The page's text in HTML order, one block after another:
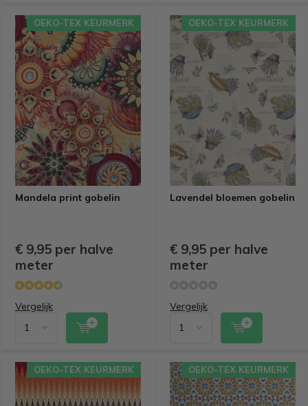
Mandela print gobelin
OEKO-TEX KEURMERK
€ 9,95 per halve
meter
Vergelijk
Lavendel bloemen gobelin
OEKO-TEX KEURMERK
€ 9,95 per halve
meter
Vergelijk
OEKO-TEX KEURMERK OEKO-TEX KEURMERK